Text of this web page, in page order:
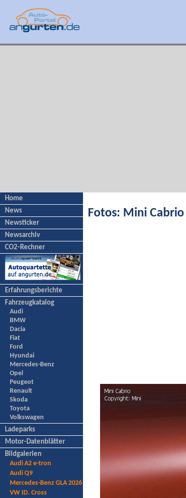
Home
News
Newsticker
Newsarchiv
CO2-Rechner
Erfahrungsberichte
Fahrzeugkatalog
Audi
BMW
Dacia
Fiat
Ford
Hyundai
Mercedes-Benz
Opel
Peugeot
Renault
Skoda
Toyota
Volkswagen
Ladeparks
Motor-Datenblätter
Bildgalerien
Audi A2 e-tron
Audi Q9
Mercedes-Benz GLA 2026
VW ID. Cross
Fotos: Mini Cabrio